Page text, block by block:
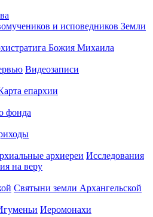
Видеозаписи
епархии
фонда
архиереи Исследования
на веру
Святыни земли Архангельской
Иеромонахи